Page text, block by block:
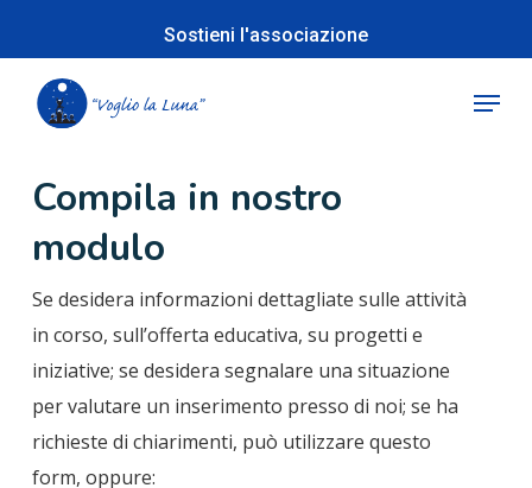
to
main
content
Sostieni l'associazione
Menu
Compila in nostro
modulo
Se desidera informazioni dettagliate sulle attività
in corso, sull’offerta educativa, su progetti e
iniziative; se desidera segnalare una situazione
per valutare un inserimento presso di noi; se ha
richieste di chiarimenti, può utilizzare questo
form, oppure:
Menu